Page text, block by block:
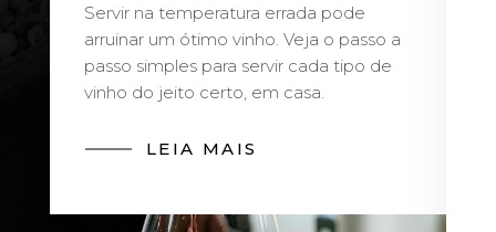
sommelier
Servir na temperatura errada pode
arruinar um ótimo vinho. Veja o passo a
passo simples para servir cada tipo de
vinho do jeito certo, em casa.
LEIA MAIS